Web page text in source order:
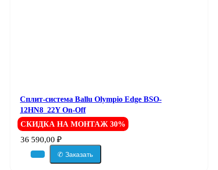
Сплит-система Ballu Olympio Edge BSO-
12HN8_22Y On-Off
СКИДКА НА МОНТАЖ 30%
36 590,00 ₽
✆ Заказать